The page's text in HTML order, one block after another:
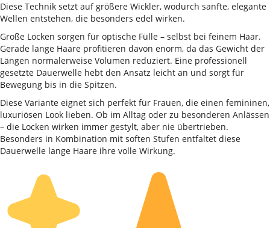
Diese Technik setzt auf größere Wickler, wodurch sanfte, elegante
Wellen entstehen, die besonders edel wirken.
Große Locken sorgen für optische Fülle – selbst bei feinem Haar.
Gerade lange Haare profitieren davon enorm, da das Gewicht der
Längen normalerweise Volumen reduziert. Eine professionell
gesetzte Dauerwelle hebt den Ansatz leicht an und sorgt für
Bewegung bis in die Spitzen.
Diese Variante eignet sich perfekt für Frauen, die einen femininen,
luxuriösen Look lieben. Ob im Alltag oder zu besonderen Anlässen
– die Locken wirken immer gestylt, aber nie übertrieben.
Besonders in Kombination mit soften Stufen entfaltet diese
Dauerwelle lange Haare ihre volle Wirkung.